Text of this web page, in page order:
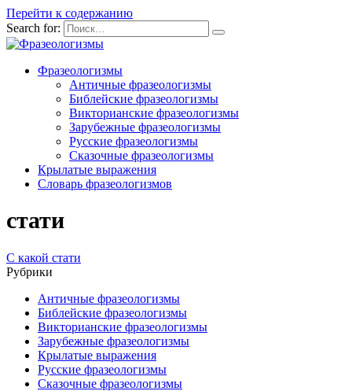
Перейти к содержанию
Search for:
Фразеологизмы
Античные фразеологизмы
Библейские фразеологизмы
Викторианские фразеологизмы
Зарубежные фразеологизмы
Русские фразеологизмы
Сказочные фразеологизмы
Крылатые выражения
Словарь фразеологизмов
стати
С какой стати
Рубрики
Античные фразеологизмы
Библейские фразеологизмы
Викторианские фразеологизмы
Зарубежные фразеологизмы
Крылатые выражения
Русские фразеологизмы
Сказочные фразеологизмы